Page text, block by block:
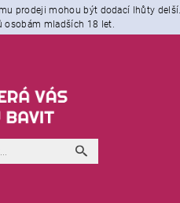
prodeji mohou být dodací lhůty
osobám mladších 18 let.